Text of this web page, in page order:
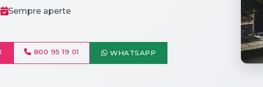
Sempre aperte
800 95 19 01 WHATSAPP